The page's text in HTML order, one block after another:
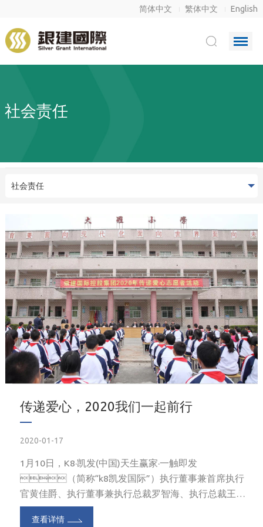
简体中文 繁体中文 English
社会责任
社会责任
传递爱心，2020我们一起前行
2020-01-17
1月10日，K8·凯发(中国)天生赢家·一触即发
（简称“k8凯发国际”）执行董事兼首席执行
官黄佳爵、执行董事兼执行总裁罗智海、执行总裁王
平、执行总裁陈永存、执行总裁汤俊宏、执行总裁裘
政、财务总监兼公司秘书吴海良等领导带领集团全体员
查看详情